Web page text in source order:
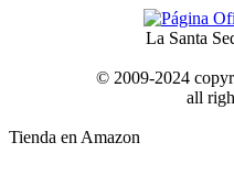
La Santa
© 2009-2024
all
Tienda en Amazon